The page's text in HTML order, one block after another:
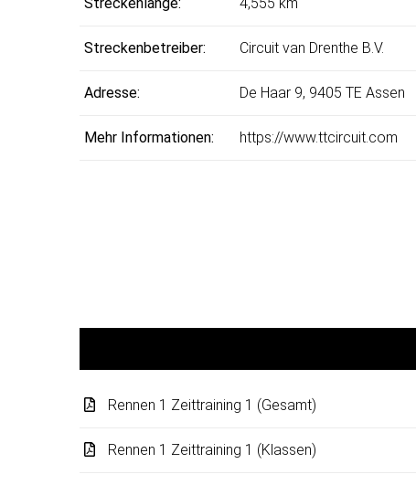
Streckenbetreiber: Circuit van Drenthe B.V.
Adresse: De Haar 9, 9405 TE Assen
Mehr Informationen: https://www.ttcircuit.com
Rennen 1 Zeittraining 1 (Gesamt)
Rennen 1 Zeittraining 1 (Klassen)